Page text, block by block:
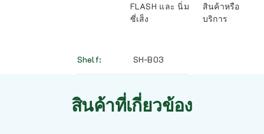
FLASH และ นิ่ม
ซี่เส็ง
สินค้าหรือ
บริการ
Shelf SH-B03
สินค้าที่เกี่ยวข้อง